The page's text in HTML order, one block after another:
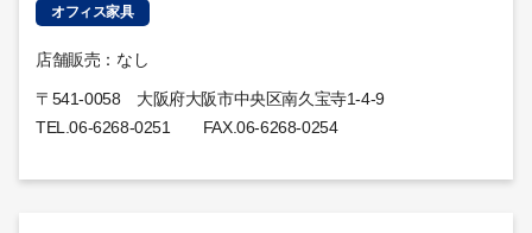
オフィス家具
店舗販売：なし
〒541-0058 大阪府大阪市中央区南久宝寺1-4-9
TEL.06-6268-0251 FAX.06-6268-0254